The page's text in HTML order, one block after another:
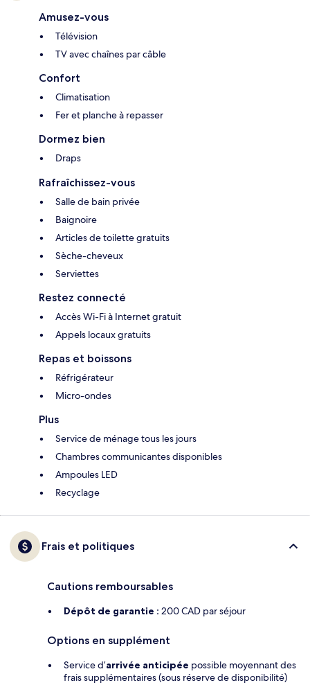
Amusez-vous
Télévision
TV avec chaînes par câble
Confort
Climatisation
Fer et planche à repasser
Dormez bien
Draps
Rafraîchissez-vous
Salle de bain privée
Baignoire
Articles de toilette gratuits
Sèche-cheveux
Serviettes
Restez connecté
Accès Wi-Fi à Internet gratuit
Appels locaux gratuits
Repas et boissons
Réfrigérateur
Micro-ondes
Plus
Service de ménage tous les jours
Chambres communicantes disponibles
Ampoules LED
Recyclage
Frais et politiques
Cautions remboursables
Dépôt de garantie : 200 CAD par séjour
Options en supplément
Service d’arrivée anticipée possible moyennant des
frais supplémentaires (sous réserve de disponibilité)